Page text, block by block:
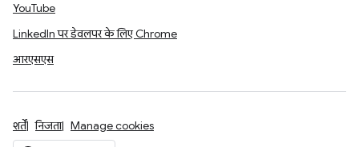
YouTube
LinkedIn पर डेवलपर के लिए Chrome
आरएसएस
शर्तें निजता Manage cookies